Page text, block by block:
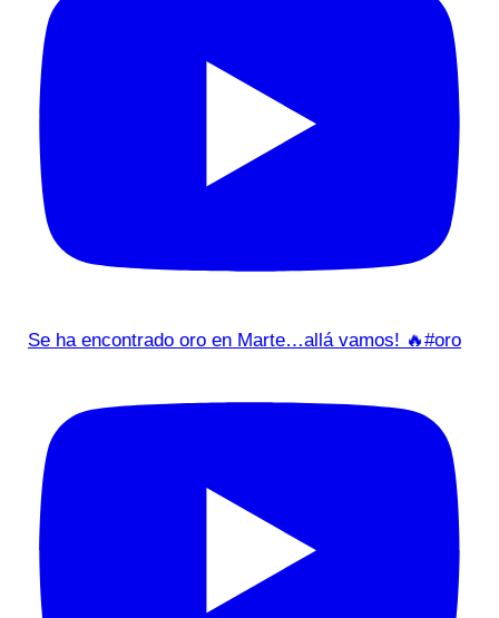
Se ha encontrado oro en Marte…allá vamos! 🔥#oro